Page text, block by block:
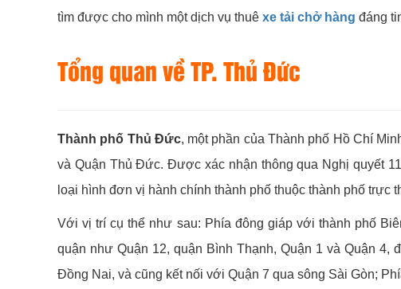
tìm được cho mình một dịch vụ thuê xe tải chở hàng đáng
Tổng quan về TP. Thủ Đức
Thành phố Thủ Đức, một phần của Thành phố Hồ Chí
và Quận Thủ Đức. Được xác nhận thông qua Nghị quyết
loại hình đơn vị hành chính thành phố thuộc thành phố trực
Với vị trí cụ thể như sau: Phía đông giáp với thành phố
quận như Quận 12, quận Bình Thạnh, Quận 1 và Quận
Đồng Nai, và cũng kết nối với Quận 7 qua sông Sài Gòn;